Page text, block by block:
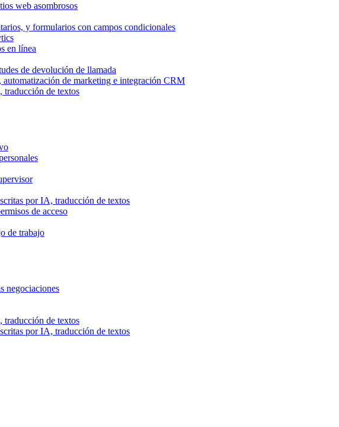
web asombrosos
y formularios con campos condicionales
en línea
de devolución de llamada
de marketing e integración CRM
traducción de textos
por IA, traducción de textos
de acceso
de trabajo
negociaciones
traducción de textos
por IA, traducción de textos